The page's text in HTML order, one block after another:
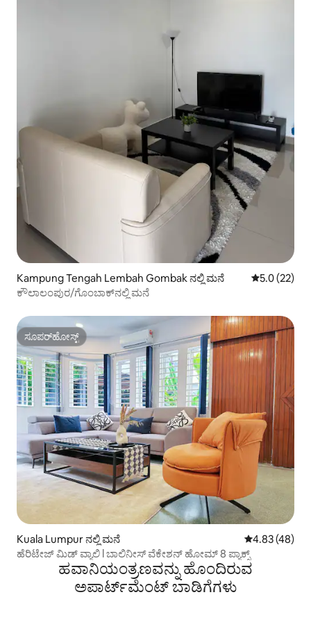
Kampung Tengah Lembah Gombak ನಲ್ಲಿ ಮನೆ 5 ರಲ್ಲಿ 5.0
5.0 (22)
ಕೌಲಾಲಂಪುರ/ಗೊಂಬಾಕ್‌ನಲ್ಲಿ ಮನೆ
ಸೂಪರ್‌ಹೋಸ್ಟ್
ಸೂಪರ್‌ಹೋಸ್ಟ್
Kuala Lumpur ನಲ್ಲಿ ಮನೆ 5 ರಲ್ಲಿ 4.83
4.83 (48)
ಹೆರಿಟೇಜ್ ಮಿಡ್ ವ್ಯಾಲಿ l ಬಾಲಿನೀಸ್ ವೆಕೇಶನ್ ಹೋಮ್ 8 ಪ್ಯಾಕ್ಸ್
ಹವಾನಿಯಂತ್ರಣವನ್ನು ಹೊಂದಿರುವ
ಅಪಾರ್ಟ್‌ಮೆಂಟ್‌ ಬಾಡಿಗೆಗಳು